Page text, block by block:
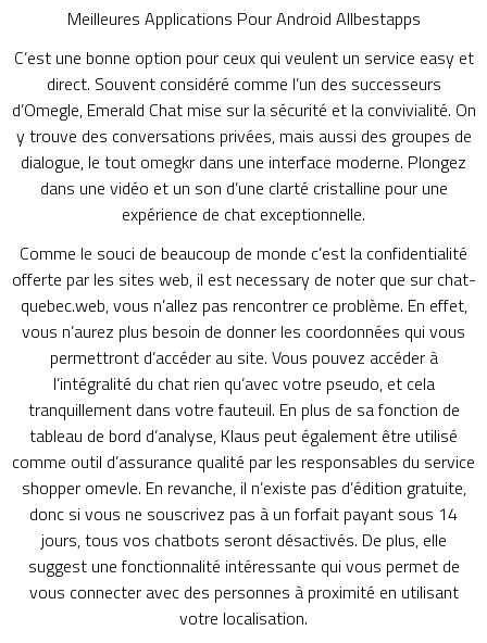
Meilleures Applications Pour Android Allbestapps
C’est une bonne option pour ceux qui veulent un service easy et
direct. Souvent considéré comme l’un des successeurs
d’Omegle, Emerald Chat mise sur la sécurité et la convivialité. On
y trouve des conversations privées, mais aussi des groupes de
dialogue, le tout omegkr dans une interface moderne. Plongez
dans une vidéo et un son d’une clarté cristalline pour une
expérience de chat exceptionnelle.
Comme le souci de beaucoup de monde c’est la confidentialité
offerte par les sites web, il est necessary de noter que sur chat-
quebec.web, vous n’allez pas rencontrer ce problème. En effet,
vous n’aurez plus besoin de donner les coordonnées qui vous
permettront d’accéder au site. Vous pouvez accéder à
l’intégralité du chat rien qu’avec votre pseudo, et cela
tranquillement dans votre fauteuil. En plus de sa fonction de
tableau de bord d’analyse, Klaus peut également être utilisé
comme outil d’assurance qualité par les responsables du service
shopper omevle. En revanche, il n’existe pas d’édition gratuite,
donc si vous ne souscrivez pas à un forfait payant sous 14
jours, tous vos chatbots seront désactivés. De plus, elle
suggest une fonctionnalité intéressante qui vous permet de
vous connecter avec des personnes à proximité en utilisant
votre localisation.